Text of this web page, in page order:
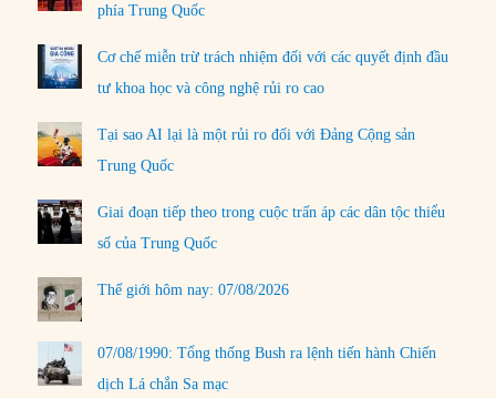
phía Trung Quốc
Cơ chế miễn trừ trách nhiệm đối với các quyết định đầu
tư khoa học và công nghệ rủi ro cao
Tại sao AI lại là một rủi ro đối với Đảng Cộng sản
Trung Quốc
Giai đoạn tiếp theo trong cuộc trấn áp các dân tộc thiểu
số của Trung Quốc
Thế giới hôm nay: 07/08/2026
07/08/1990: Tổng thống Bush ra lệnh tiến hành Chiến
dịch Lá chắn Sa mạc